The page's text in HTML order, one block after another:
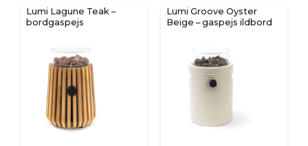
Lumi Lagune Teak –
bordgaspejs
Lumi Groove Oyster
Beige – gaspejs ildbord